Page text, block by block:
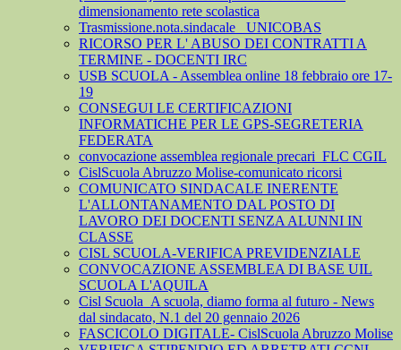
dimensionamento rete scolastica
Trasmissione.nota.sindacale _UNICOBAS
RICORSO PER L' ABUSO DEI CONTRATTI A
TERMINE - DOCENTI IRC
USB SCUOLA - Assemblea online 18 febbraio ore 17-
19
CONSEGUI LE CERTIFICAZIONI
INFORMATICHE PER LE GPS-SEGRETERIA
FEDERATA
convocazione assemblea regionale precari_FLC CGIL
CislScuola Abruzzo Molise-comunicato ricorsi
COMUNICATO SINDACALE INERENTE
L'ALLONTANAMENTO DAL POSTO DI
LAVORO DEI DOCENTI SENZA ALUNNI IN
CLASSE
CISL SCUOLA-VERIFICA PREVIDENZIALE
CONVOCAZIONE ASSEMBLEA DI BASE UIL
SCUOLA L'AQUILA
Cisl Scuola_A scuola, diamo forma al futuro - News
dal sindacato, N.1 del 20 gennaio 2026
FASCICOLO DIGITALE- CislScuola Abruzzo Molise